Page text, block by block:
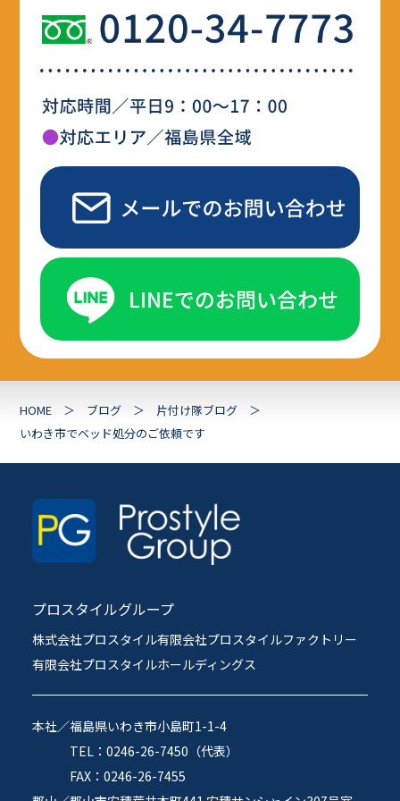
HOME ブログ
片付け隊ブログ
いわき市でベッド処分のご依頼です
プロスタイルグループ
株式会社プロスタイル有限会社プロスタイルファクトリー
有限会社プロスタイルホールディングス
本社／福島県いわき市小島町1-1-4
TEL：0246-26-7450（代表）
FAX：0246-26-7455